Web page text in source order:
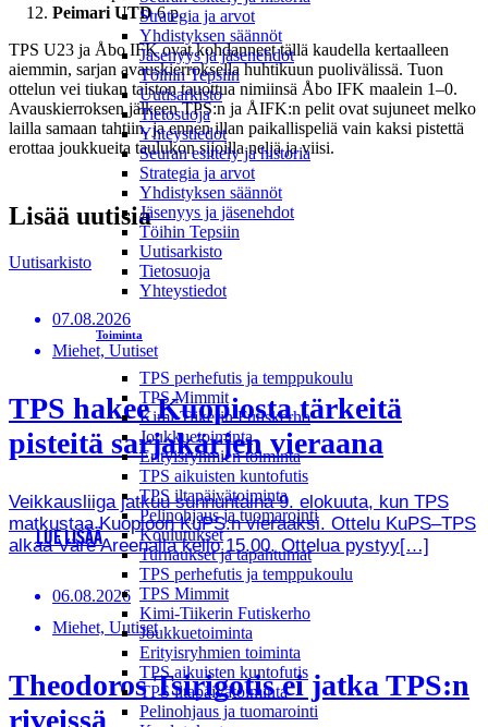
Strategia ja arvot
Yhdistyksen säännöt
Jäsenyys ja jäsenehdot
Töihin Tepsiin
Uutisarkisto
Tietosuoja
Yhteystiedot
Seuran esittely ja historia
Strategia ja arvot
Yhdistyksen säännöt
Jäsenyys ja jäsenehdot
Töihin Tepsiin
Uutisarkisto
Tietosuoja
Yhteystiedot
Toiminta
TPS perhefutis ja temppukoulu
TPS Mimmit
Kimi-Tiikerin Futiskerho
Joukkuetoiminta
Erityisryhmien toiminta
TPS aikuisten kuntofutis
TPS iltapäivätoiminta
Pelinohjaus ja tuomarointi
Koulutukset
Turnaukset ja tapahtumat
TPS perhefutis ja temppukoulu
TPS Mimmit
Kimi-Tiikerin Futiskerho
Joukkuetoiminta
Erityisryhmien toiminta
TPS aikuisten kuntofutis
TPS iltapäivätoiminta
Pelinohjaus ja tuomarointi
Peimari UTD6 p.
TPS U23 ja Åbo IFK ovat kohdanneet tällä kaudella kertaalleen
aiemmin, sarjan avauskierroksella huhtikuun puolivälissä. Tuon
ottelun vei tiukan taiston tauottua nimiinsä Åbo IFK maalein 1–0.
Avauskierroksen jälkeen TPS:n ja ÅIFK:n pelit ovat sujuneet melko
lailla samaan tahtiin, ja ennen illan paikallispeliä vain kaksi pistettä
erottaa joukkueita taulukon sijoilla neljä ja viisi.
Lisää uutisia
Uutisarkisto
07.08.2026
Miehet, Uutiset
TPS hakee Kuopiosta tärkeitä
pisteitä sarjakärjen vieraana
Veikkausliiga jatkuu sunnuntaina 9. elokuuta, kun TPS
matkustaa Kuopioon KuPS:n vieraaksi. Ottelu KuPS–TPS
alkaa Väre Areenalla kello 15.00. Ottelua pystyy[…]
LUE LISÄÄ
06.08.2026
Miehet, Uutiset
Theodoros Tsirigotis ei jatka TPS:n
riveissä